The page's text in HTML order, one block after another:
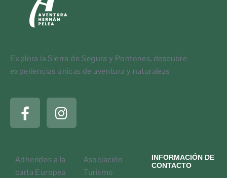
Explora la Sierra de Segura y Pontones, descubre
experiencias únicas de aventura y naturalezs
Adheridos a la
carta Europea
Asociación
Turismo
INFORMACIÓN DE
CONTACTO